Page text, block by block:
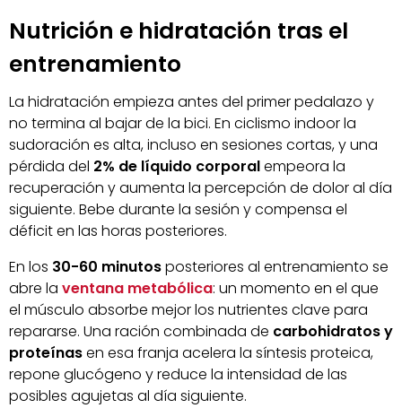
Nutrición e hidratación tras el
entrenamiento
La hidratación empieza antes del primer pedalazo y
no termina al bajar de la bici. En ciclismo indoor la
sudoración es alta, incluso en sesiones cortas, y una
pérdida del 2% de líquido corporalempeora la
recuperación y aumenta la percepción de dolor al día
siguiente. Bebe durante la sesión y compensa el
déficit en las horas posteriores.
En los 30-60 minutosposteriores al entrenamiento se
abre la ventana metabólica: un momento en el que
el músculo absorbe mejor los nutrientes clave para
repararse. Una ración combinada de carbohidratos y
proteínasen esa franja acelera la síntesis proteica,
repone glucógeno y reduce la intensidad de las
posibles agujetas al día siguiente.